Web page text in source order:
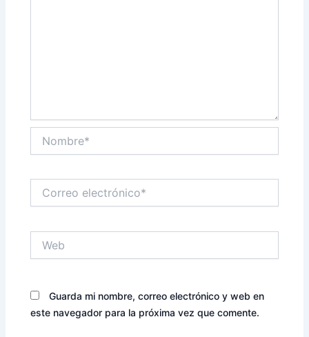
electrónico*
Guarda mi nombre, correo electrónico y web en
este navegador para la próxima vez que comente.